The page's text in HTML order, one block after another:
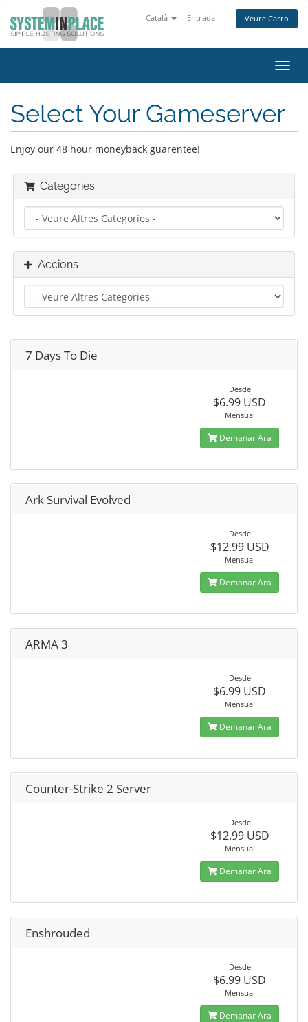
Català Entrada Veure Carro
la
Select Your Gameserver
Enjoy our 48 hour moneyback guarentee!
Categories
Accions
7 Days To Die
Desde
$6.99 USD
Mensual
Demanar Ara
Ark Survival Evolved
Desde
$12.99 USD
Mensual
Demanar Ara
ARMA 3
Desde
$6.99 USD
Mensual
Demanar Ara
Counter-Strike 2 Server
Desde
$12.99 USD
Mensual
Demanar Ara
Enshrouded
Desde
$6.99 USD
Mensual
Demanar Ara